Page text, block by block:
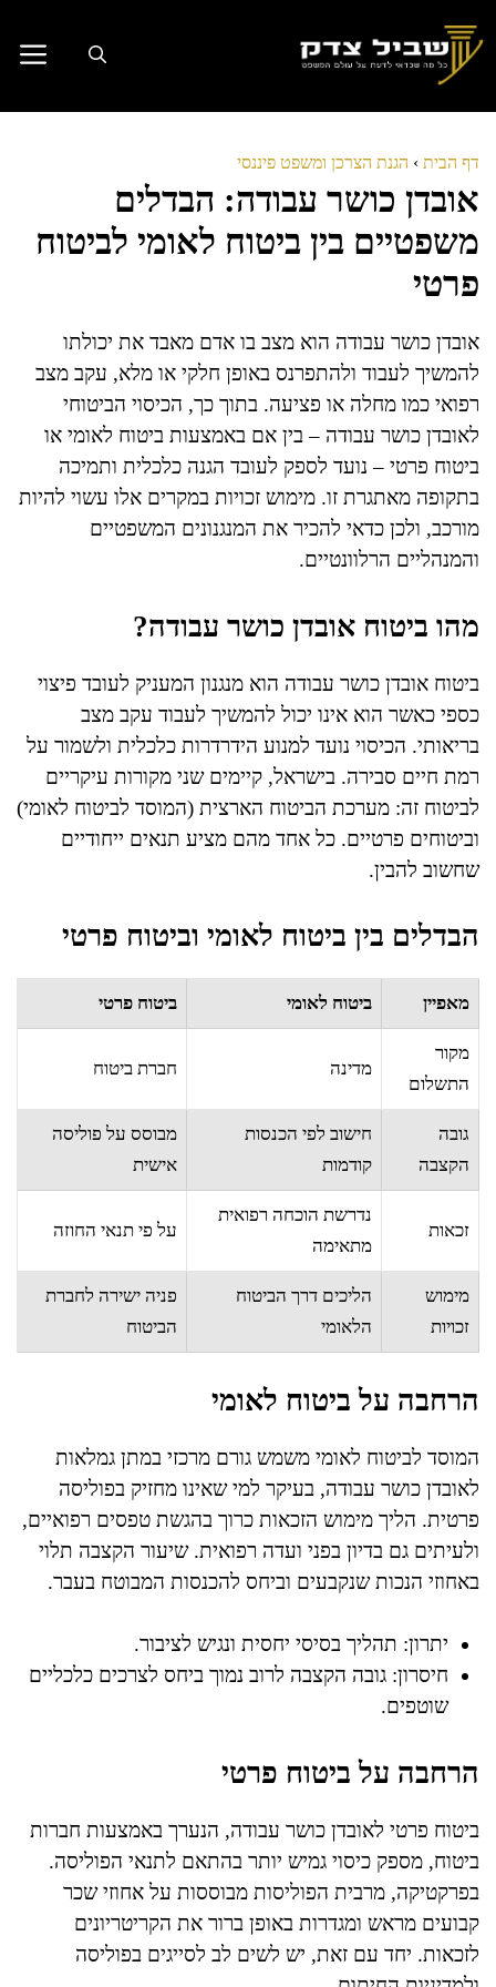
לתוכן
דף הבית › הגנת הצרכן ומשפט פיננסי
אובדן כושר עבודה: הבדלים
משפטיים בין ביטוח לאומי לביטוח
פרטי
אובדן כושר עבודה הוא מצב בו אדם מאבד את יכולתו
להמשיך לעבוד ולהתפרנס באופן חלקי או מלא, עקב מצב
רפואי כמו מחלה או פציעה. בתוך כך, הכיסוי הביטוחי
לאובדן כושר עבודה – בין אם באמצעות ביטוח לאומי או
ביטוח פרטי – נועד לספק לעובד הגנה כלכלית ותמיכה
בתקופה מאתגרת זו. מימוש זכויות במקרים אלו עשוי להיות
מורכב, ולכן כדאי להכיר את המנגנונים המשפטיים
והמנהליים הרלוונטיים.
מהו ביטוח אובדן כושר עבודה?
ביטוח אובדן כושר עבודה הוא מנגנון המעניק לעובד פיצוי
כספי כאשר הוא אינו יכול להמשיך לעבוד עקב מצב
בריאותי. הכיסוי נועד למנוע הידרדרות כלכלית ולשמור על
רמת חיים סבירה. בישראל, קיימים שני מקורות עיקריים
לביטוח זה: מערכת הביטוח הארצית (המוסד לביטוח לאומי)
וביטוחים פרטיים. כל אחד מהם מציע תנאים ייחודיים
שחשוב להבין.
הבדלים בין ביטוח לאומי וביטוח פרטי
מאפיין ביטוח לאומי ביטוח פרטי
מקור
התשלום
מדינה חברת ביטוח
גובה
הקצבה
חישוב לפי הכנסות
קודמות
מבוסס על פוליסה
אישית
זכאות
נדרשת הוכחה רפואית
מתאימה
על פי תנאי החוזה
מימוש
זכויות
הליכים דרך הביטוח
הלאומי
פניה ישירה לחברת
הביטוח
הרחבה על ביטוח לאומי
המוסד לביטוח לאומי משמש גורם מרכזי במתן גמלאות
לאובדן כושר עבודה, בעיקר למי שאינו מחזיק בפוליסה
פרטית. הליך מימוש הזכאות כרוך בהגשת טפסים רפואיים,
ולעיתים גם בדיון בפני ועדה רפואית. שיעור הקצבה תלוי
באחוזי הנכות שנקבעים וביחס להכנסות המבוטח בעבר.
יתרון: תהליך בסיסי יחסית ונגיש לציבור.
חיסרון: גובה הקצבה לרוב נמוך ביחס לצרכים כלכליים
שוטפים.
הרחבה על ביטוח פרטי
ביטוח פרטי לאובדן כושר עבודה, הנערך באמצעות חברות
ביטוח, מספק כיסוי גמיש יותר בהתאם לתנאי הפוליסה.
בפרקטיקה, מרבית הפוליסות מבוססות על אחוזי שכר
קבועים מראש ומגדרות באופן ברור את הקריטריונים
לזכאות. יחד עם זאת, יש לשים לב לסייגים בפוליסה